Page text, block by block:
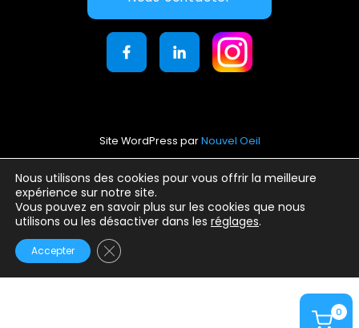
0
Nous utilisons des cookies pour vous offrir la meilleure
expérience sur notre site.
Vous pouvez en savoir plus sur les cookies que nous
utilisons ou les désactiver dans les réglages.
Accepter Fermer la bannière des cookies GDPR
Site WordPress parNouvel Oeil
Mentions légales
Conditions générales d’utilisation
Politique de confidentialité